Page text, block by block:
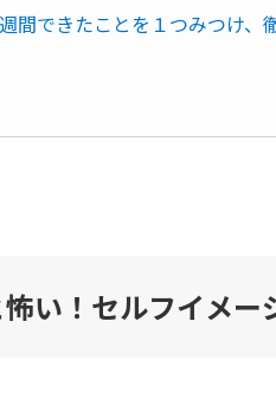
間できたことを１つみつけ、
い！セルフイメー